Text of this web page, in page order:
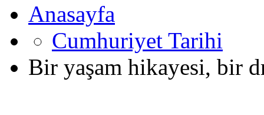
Anasayfa
Cumhuriyet Tarihi
Bir yaşam hikayesi, bir